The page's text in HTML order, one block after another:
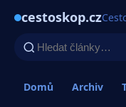
cestoskop.cz
Domů Archiv